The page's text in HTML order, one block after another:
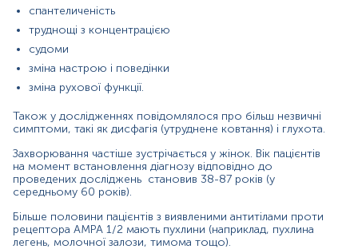
Зміст:
Синоніми
Маркер
Показання до призначення
Загальна характеристика
Інтерпретація
Синоніми
alpha-amino-3-hydroxy-5-methyl-4-isoxazolepropionic
acid receptor, анти-iGluR1 та анти-iGluR2
спантеличеність
труднощі з концентрацією
судоми
зміна настрою і поведінки
зміна рухової функції.
Також у дослідженнях повідомлялося про більш незвичні
симптоми, такі як дисфагія (утруднене ковтання) і глухота.
Захворювання частіше зустрічається у жінок. Вік пацієнтів
на момент встановлення діагнозу відповідно до
проведених досліджень становив 38-87 років (у
середньому 60 років).
Більше половини пацієнтів з виявленими антитілами проти
рецептора AMPA 1/2 мають пухлини (наприклад, пухлина
легень, молочної залози, тимома тощо).